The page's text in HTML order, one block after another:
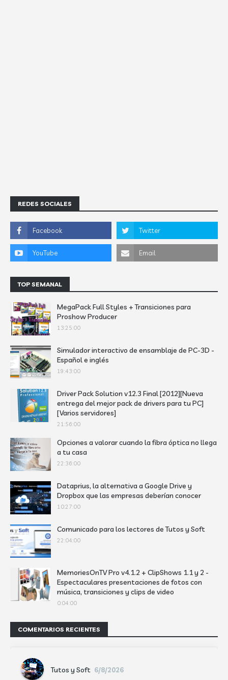
REDES SOCIALES
TOP SEMANAL
MegaPack Full Styles + Transiciones para
Proshow Producer
13:25:00
Simulador interactivo de ensamblaje de PC-3D -
Español e inglés
19:43:00
Driver Pack Solution v12.3 Final [2012][Nueva
entrega del mejor pack de drivers para tu PC]
[Varios servidores]
21:56:00
Opciones a valorar cuando la fibra óptica no llega
a tu casa
22:36:00
Dataprius, la alternativa a Google Drive y
Dropbox que las empresas deberían conocer
10:27:00
Comunicado para los lectores de Tutos y Soft
22:04:00
MemoriesOnTV Pro v4.1.2 + ClipShows 1.1 y 2 -
Espectaculares presentaciones de fotos con
música, transiciones y clips de video
0:04:00
COMENTARIOS RECIENTES
Tutos y Soft 6/8/2026